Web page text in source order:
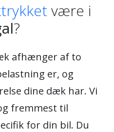
være i
?
afhænger af to
er, og
dine dæk har. Vi
fremmest til
for din bil. Du